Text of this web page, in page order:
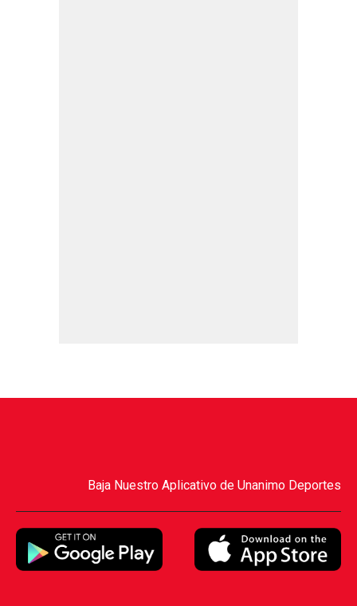
Baja Nuestro Aplicativo de Unanimo Deportes